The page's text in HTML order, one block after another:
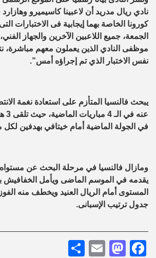
نادي ريال مدريد أن لاعبينا كاسيميرو
كورونا الخاصة بهما إيجابية فى الاختبارات
الجمعة، جميع اللاعبين الآخرين والجهاز
موظفى النادي الذين يعملون معهم مباشرة،
نفس الاختبار الذي تم إجراؤه أمس”.
يبحث فالنسيا المتأزم على استعادة نغمة
في الجولة الماضية أمام خيتافي بهدفين لكل
ومازال فالنسيا في مرحلة البحث عن مستواه
يقدمه في الموسم الماضى ويأمل الخفافيش
المستوى أمام الريال العنيد ويخطف منه
جدول ترتيب الإسبانى.
Facebook
Mastodon
Email